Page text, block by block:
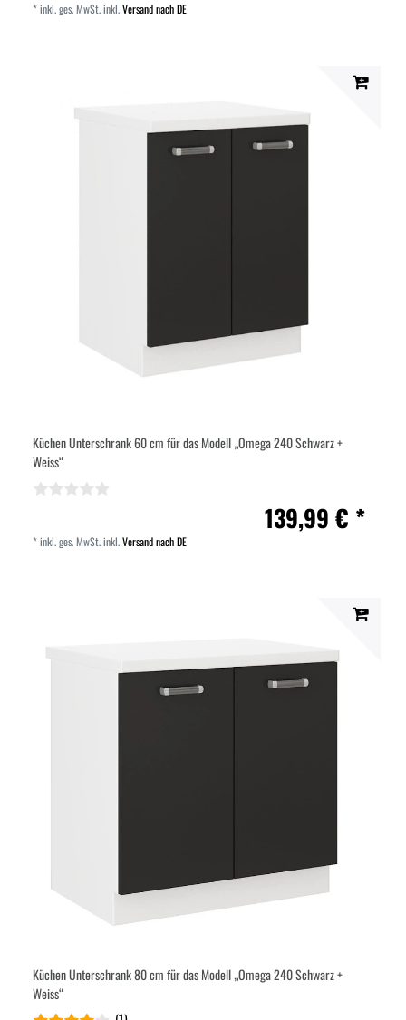
*inkl. ges. MwSt.inkl.Versand nach DE
Küchen Unterschrank 60 cm für das Modell „Omega 240 Schwarz +
Weiss“
139,99 € *
*inkl. ges. MwSt.inkl.Versand nach DE
Küchen Unterschrank 80 cm für das Modell „Omega 240 Schwarz +
Weiss“